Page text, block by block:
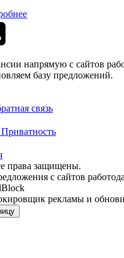
напрямую с сайтов
базу предложений.
связь
Приватность
права защищены.
с сайтов
рекламы и